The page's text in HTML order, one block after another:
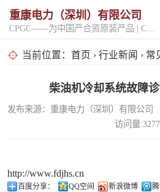
重康电力（深圳）有限公司
当前位置： 首页 › 行业新闻 › 常
柴油机冷却系统故障
发布来源：重康电力（深圳）有限
访问量:3277
http://www.fdjhs.cn
百度分享： QQ空间 新浪微博
固定开架式
超静音型
移动电站